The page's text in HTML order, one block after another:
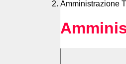
Amministrazione